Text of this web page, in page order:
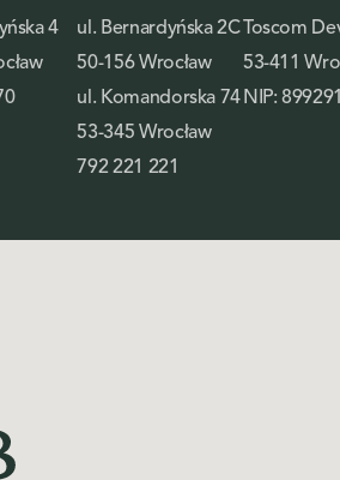
4
ul. Bernardyńska 2C
50-156 Wrocław
ul. Komandorska 74
53-345 Wrocław
792 221 221
Toscom
53-411
NIP: